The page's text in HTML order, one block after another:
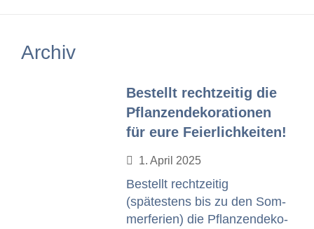
Archiv
Bestellt rechtzeitig die
Pflanzendekorationen
für eure Feierlichkeiten!
1. April 2025
Bestellt rechtzeit­ig
(spätestens bis zu den Som­
mer­fe­rien) die Pflanzen­deko­